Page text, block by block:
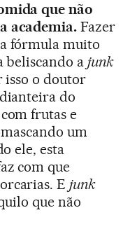
que não
academia. Fazer
fórmula muito
beliscando ajunk
isso o doutor
do
frutas e
um
ele, esta
com que
Ejunk
que não